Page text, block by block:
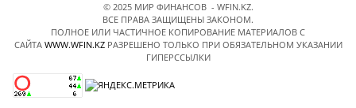
© 2025 МИР ФИНАНСОВ - WFIN.KZ.
ВСЕ ПРАВА ЗАЩИЩЕНЫ ЗАКОНОМ.
ПОЛНОЕ ИЛИ ЧАСТИЧНОЕ КОПИРОВАНИЕ МАТЕРИАЛОВ C
САЙТА WWW.WFIN.KZРАЗРЕШЕНО ТОЛЬКО ПРИ ОБЯЗАТЕЛЬНОМ УКАЗАНИИ
ГИПЕРССЫЛКИ